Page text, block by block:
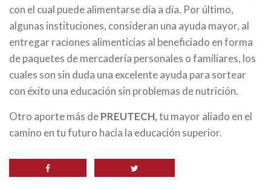
con el cual puede alimentarse día a día. Por último,
algunas instituciones, consideran una ayuda mayor, al
entregar raciones alimenticias al beneficiado en forma
de paquetes de mercadería personales o familiares, los
cuales son sin duda una excelente ayuda para sortear
con éxito una educación sin problemas de nutrición.
Otro aporte más dePREUTECH,tu mayor aliado en el
camino en tu futuro hacia la educación superior.